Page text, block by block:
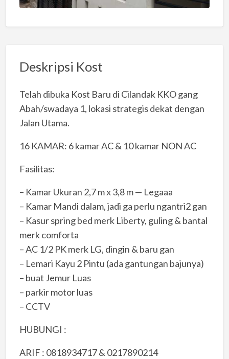
Deskripsi Kost
Telah dibuka Kost Baru di Cilandak KKO gang
Abah/swadaya 1, lokasi strategis dekat dengan
Jalan Utama.
16 KAMAR: 6 kamar AC & 10 kamar NON AC
Fasilitas:
– Kamar Ukuran 2,7 m x 3,8 m — Legaaa
– Kamar Mandi dalam, jadi ga perlu ngantri2 gan
– Kasur spring bed merk Liberty, guling & bantal
merk comforta
– AC 1/2 PK merk LG, dingin & baru gan
– Lemari Kayu 2 Pintu (ada gantungan bajunya)
– buat Jemur Luas
– parkir motor luas
– CCTV
HUBUNGI :
ARIF : 0818934717 & 0217890214